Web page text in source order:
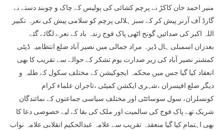
منیر احمد خان کاکڑ نے پرچم کشائی کی پولیس کے چاک و چوبند دستے نے
گارڈ آف آرنر پیش کر کے سبز ہلالی پرچم کو سلامی پیش کی نعرہ تکبیر
اللہ اکبر کی صدائیں گونج اٹھی پاک فوج زندہ باد کے نعرے لگائے گئے
بعدزاں اسمبلی ہال ڈیرہ مراد جمالی میں نصیر آباد ضلع انتظامیہ ڈپٹی
کمشنر نصیر آباد کی زیر صدارت یوم تشکر کے حوالے سے تقریب کا بھی
انعقاد کیا گیا جس میں محکمہ ایجوکیشن کے مختلف سکول کے طلبہ و
دیگر ضلع افیسران ،شہری ایکشن کمیٹی ،تاجران علماء کرام
کونسلران، سول سوسائٹی اور مختلف سیاسی جماعتوں کے نمائندگان
شریک تھے پاک فوج کی سالمیت اور ملک کی بقا کے لیے خصوصی دعا کا
بھی اہتمام کیا گیا منعقدہ تقریب سے علامہ عبدالحکیم انقلابی علامہ نواب